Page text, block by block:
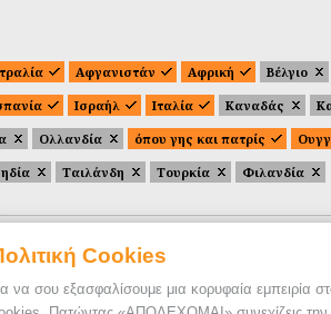
Cookies
να σου εξασφαλίσουμε μια κορυφαία εμπειρία
Αφγανιστάν Αφρική Βέλγιο
Ισραήλ Ιταλία Καναδάς
Ολλανδία όπου γης και πατρίς
Ταιλάνδη Τουρκία Φιλανδία